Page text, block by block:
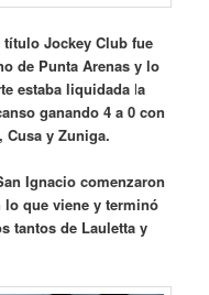
Jockey Club fue
de Punta Arenas y lo
estaba liquidada la
ganando 4 a 0 con
Cusa y Zuniga.
Ignacio comenzaron
que viene y terminó
tantos de Lauletta y